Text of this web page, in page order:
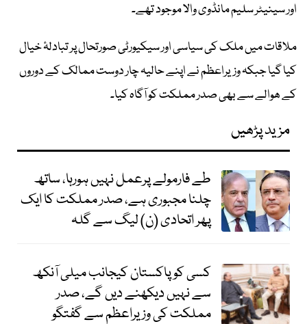
اور سینیٹر سلیم مانڈوی والا موجود تھے۔
ملاقات میں ملک کی سیاسی اور سیکیورٹی صورتحال پر تبادلۂ خیال
کیا گیا جبکہ وزیراعظم نے اپنے حالیہ چار دوست ممالک کے دوروں
کے ھوالے سے بھی صدر مملکت کو آگاہ کیا۔
مزید پڑھیں
طے فارمولے پرعمل نہیں ہورہا، ساتھ
چلنا مجبوری ہے، صدر مملکت کا ایک
پھر اتحادی (ن) لیگ سے گلہ
کسی کو پاکستان کیجانب میلی آنکھ
سے نہیں دیکھنے دیں گے، صدر
مملکت کی وزیراعظم سے گفتگو